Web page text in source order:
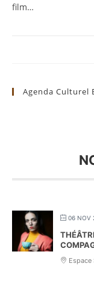
film…
Agenda Culturel
06 NOV
Espace